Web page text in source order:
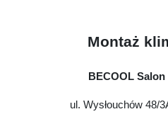
Montaż
BECOOL
ul. Wysłouchów 48/